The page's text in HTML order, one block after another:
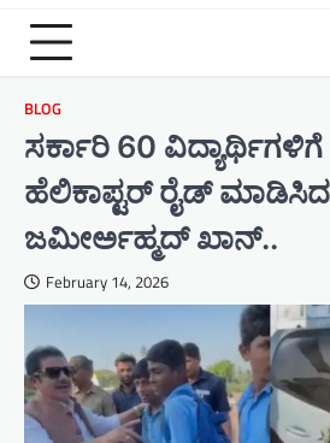
BLOG
ಸರ್ಕಾರಿ 60 ವಿದ್ಯಾರ್ಥಿಗಳಿಗೆ
ಹೆಲಿಕಾಪ್ಟರ್ ರೈಡ್
ಜಮೀರ್ಅಹ್ಮದ್ ಖಾನ್..
February 14, 2026